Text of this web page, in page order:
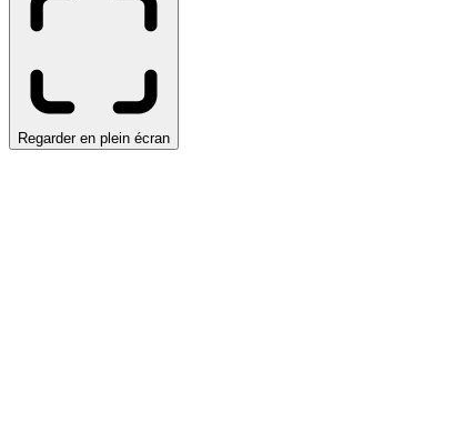
Regarder en plein écran